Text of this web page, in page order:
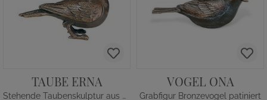
TAUBE ERNA
Stehende Taubenskulptur aus Alu oder Bronze
VOGEL ONA
Grabfigur Bronzevogel patiniert